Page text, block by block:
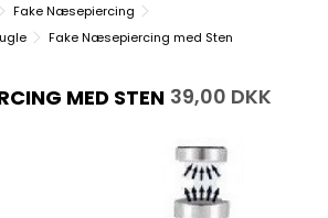
Fake Næsepiercing
Fake Næsepiercing med Sten
MED STEN 39,00 DKK